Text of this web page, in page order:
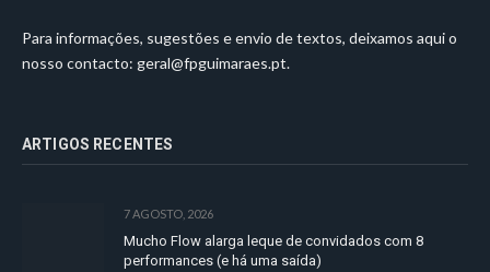
Para informações, sugestões e envio de textos, deixamos aqui o
nosso contacto: geral@fpguimaraes.pt.
ARTIGOS RECENTES
7 AGOSTO, 2026
Mucho Flow alarga leque de convidados com 8
performances (e há uma saída)